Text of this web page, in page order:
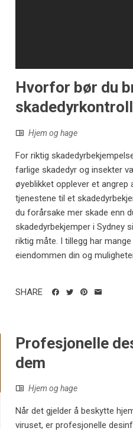
Hvorfor bør du
Hjem og hage
For riktig
farlige skadedyr og insekter
øyeblikket opplever et angrep
tjenestene til et
du forårsake mer skade enn
skadedyrbekjemper i Sydney
riktig måte. I tillegg har
eiendommen din og
SHARE
Profesjonelle
dem
Hjem og hage
Når det gjelder å beskytte
viruset, er profesjonelle